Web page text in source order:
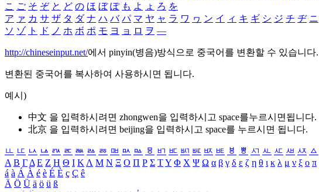
こ ご そ ぞ と ど の ほ ぼ ぽ も よ ょ ろ を
ア ァ カ サ ザ タ ダ ナ ハ バ パ マ ヤ ャ ラ ワ ヮ ン イ ィ キ ギ シ ジ チ ヂ ニ
ソ ゾ ト ド ノ ホ ボ ポ モ ヨ ョ ロ ヲ ―
http://chineseinput.net/에서 pinyin(병음)방식으로 중국어를 변환할 수 있습니다.
변환된 중국어를 복사하여 사용하시면 됩니다.
예시)
中文 을 입력하시려면 zhongwen을 입력하시고 space를누르시면됩니다.
北京 을 입력하시려면 beijing을 입력하시고 space를 누르시면 됩니다.
ㅥ ㅦ ㅧ ㅨ ㅩ ㅪ ㅫ ㅬ ㅭ ㅮ ㅯ ㅰ ㅱ ㅲ ㅳ ㅴ ㅵ ㅶ ㅷ ㅸ ㅹ ㅺ ㅻ ㅼ ㅽ ㅾ ㅿ
Α Β ΓΔ Ε Ζ Η Θ Ι ΚΛ Μ Ν Ξ Ο Π Ρ Σ ΤΥ Φ Χ Ψ Ω α β γ δ ε ζ η θ ι κ λ μ ν ξ ο π
á à Á À é è É È ç Ç ê
Ä Ö Ü ä ö ü ß